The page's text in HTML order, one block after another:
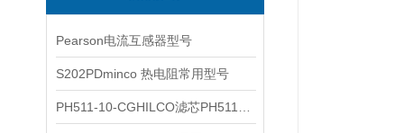
Pearson电流互感器型号
S202PDminco 热电阻常用型号